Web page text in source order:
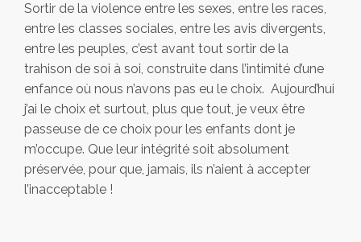
Sortir de la violence entre les sexes, entre les races,
entre les classes sociales, entre les avis divergents,
entre les peuples, c’est avant tout sortir de la
trahison de soi à soi, construite dans l’intimité d’une
enfance où nous n’avons pas eu le choix. Aujourd’hui
j’ai le choix et surtout, plus que tout, je veux être
passeuse de ce choix pour les enfants dont je
m’occupe. Que leur intégrité soit absolument
préservée, pour que, jamais, ils n’aient à accepter
l’inacceptable !